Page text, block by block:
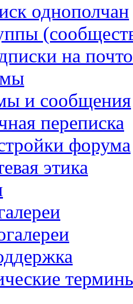
однополчан
на
и сообщения
переписка
форума
этика